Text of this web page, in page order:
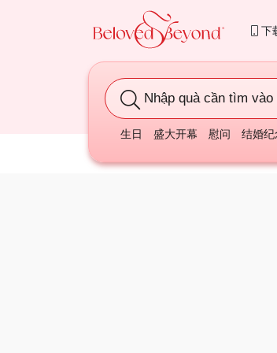
下
Nhập quà cần tìm vào
生日 盛大开幕 慰问 结婚纪